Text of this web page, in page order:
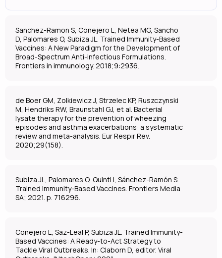
Sanchez-Ramon S, Conejero L, Netea MG, Sancho
D, Palomares O, Subiza JL. Trained Immunity-Based
Vaccines: A New Paradigm for the Development of
Broad-Spectrum Anti-infectious Formulations.
Frontiers in immunology. 2018;9:2936.
de Boer GM, Zolkiewicz J, Strzelec KP, Ruszczynski
M, Hendriks RW, Braunstahl GJ, et al. Bacterial
lysate therapy for the prevention of wheezing
episodes and asthma exacerbations: a systematic
review and meta-analysis. Eur Respir Rev.
2020;29(158).
Subiza JL, Palomares O, Quinti I, Sánchez-Ramón S.
Trained Immunity-Based Vaccines. Frontiers Media
SA; 2021. p. 716296.
Conejero L, Saz-Leal P, Subiza JL. Trained Immunity-
Based Vaccines: A Ready-to-Act Strategy to
Tackle Viral Outbreaks. In: Claborn D, editor. Viral